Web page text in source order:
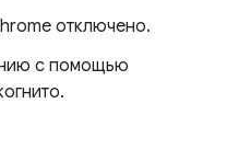
отключено.
с помощью